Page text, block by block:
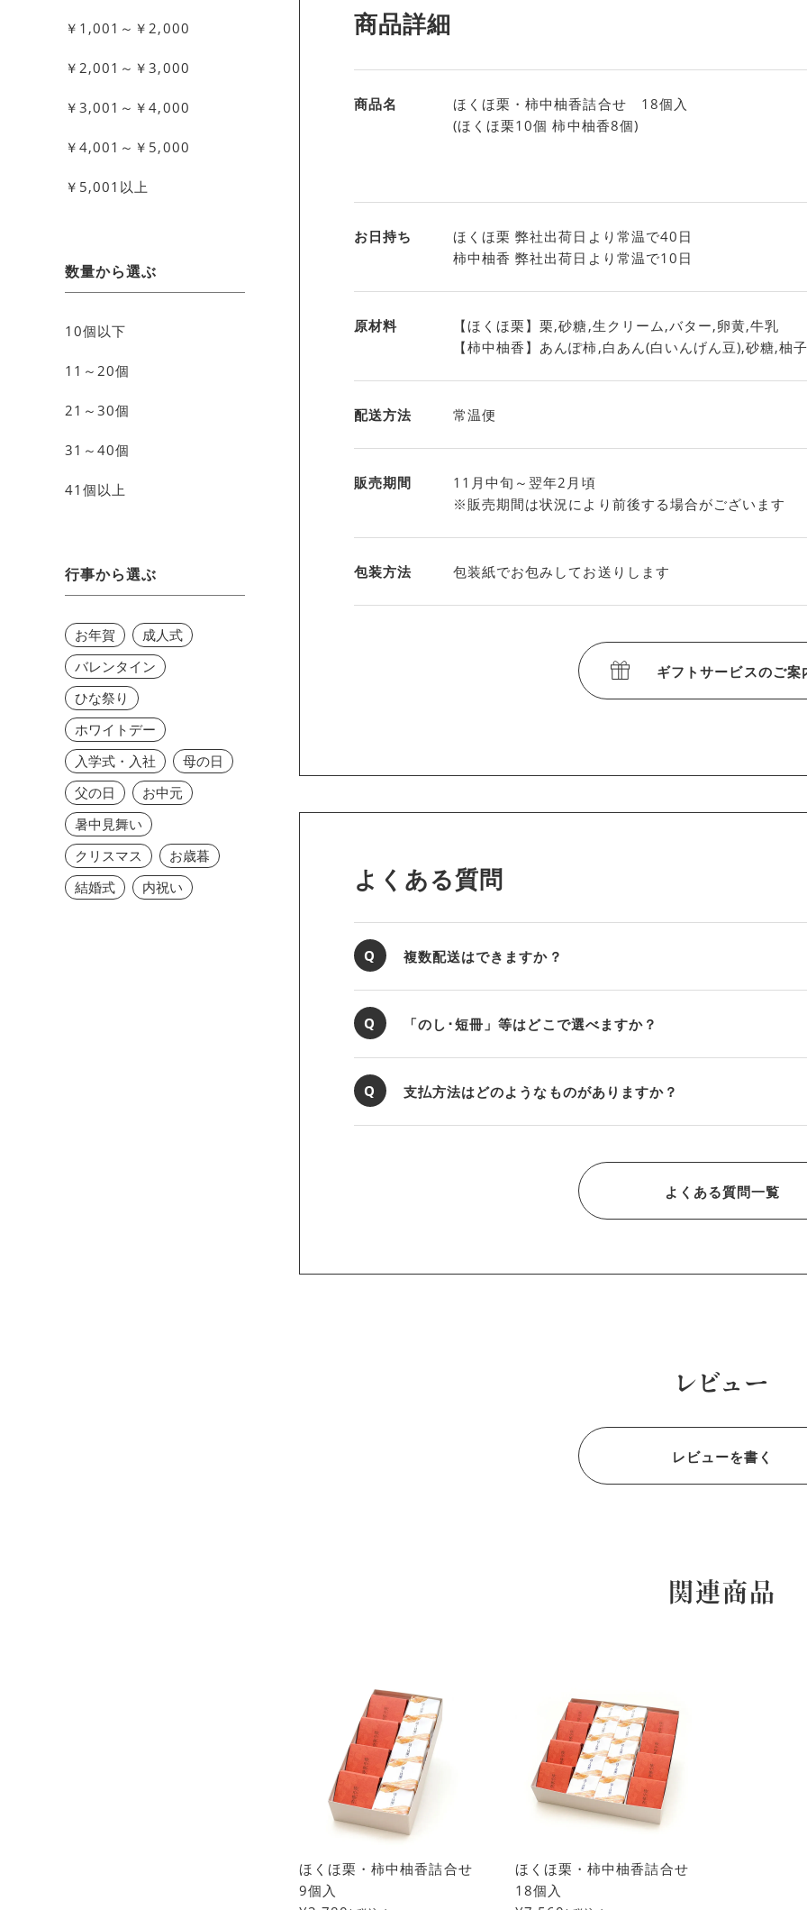
商品詳細
商品名
ほくほ栗・柿中柚香詰合せ 18個入
(ほくほ栗10個 柿中柚香8個)
お日持ち
ほくほ栗 弊社出荷日より常温で40日
柿中柚香 弊社出荷日より常温で10日
原材料
【ほくほ栗】栗,砂糖,生クリーム,バター,卵黄,牛乳
【柿中柚香】あんぽ柿,白あん(白いんげん豆),砂糖,柚
配送方法 常温便
販売期間
11月中旬～翌年2月頃
※販売期間は状況により前後する場合がございます
包装方法 包装紙でお包みしてお送りします
ギフトサービスのご案
よくある質問
複数配送はできますか？
「のし･短冊」等はどこで選べますか？
支払方法はどのようなものがありますか？
よくある質問一覧
レビュー
レビューを書く
関連商品
ほくほ栗・柿中柚香詰合せ
9個入
ほくほ栗・柿中柚香詰合せ
18個入
￥1,001～￥2,000
￥2,001～￥3,000
￥3,001～￥4,000
￥4,001～￥5,000
￥5,001以上
数量から選ぶ
10個以下
11～20個
21～30個
31～40個
41個以上
行事から選ぶ
お年賀
成人式
バレンタイン
ひな祭り
ホワイトデー
入学式・入社
母の日
父の日
お中元
暑中見舞い
クリスマス
お歳暮
結婚式
内祝い